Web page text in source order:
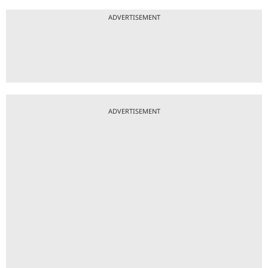
ADVERTISEMENT
ADVERTISEMENT